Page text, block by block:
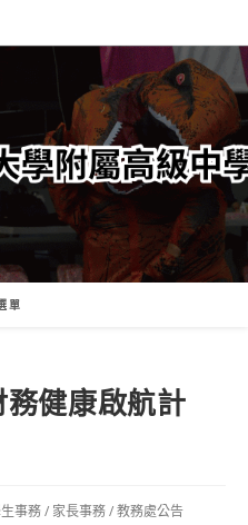
單
務健康啟航計
事務/ 家長事務/教務處公告